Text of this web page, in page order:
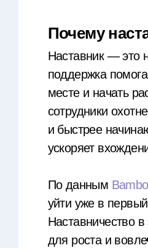
Почему
Наставник — это
поддержка
месте и начать
сотрудники
и быстрее
ускоряет
По данным
уйти уже в
Наставничество
для роста и